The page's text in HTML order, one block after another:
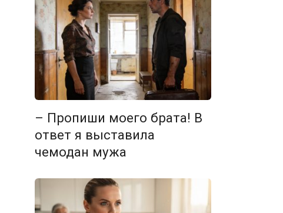
– Пропиши моего брата! В
ответ я выставила
чемодан мужа